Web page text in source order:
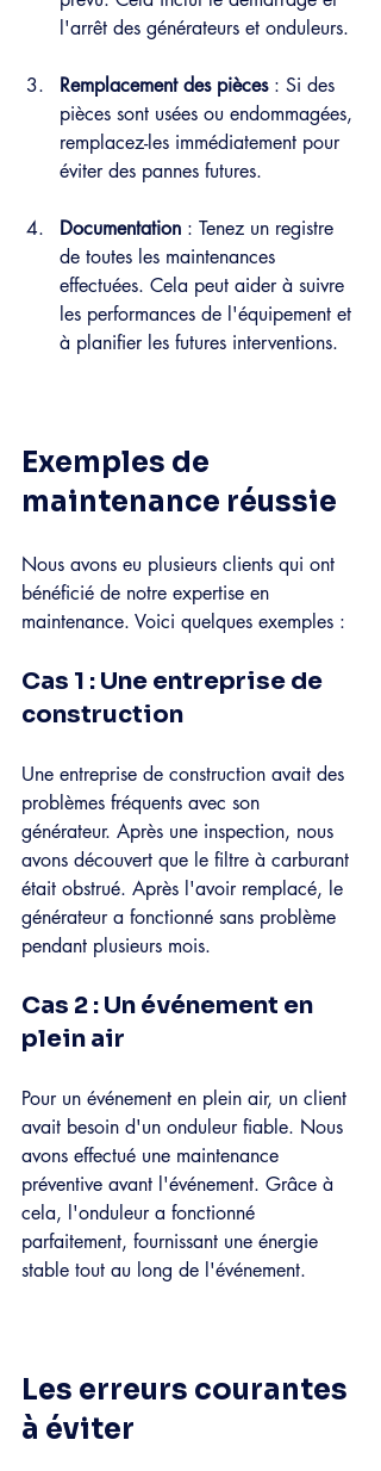
l'arrêt des générateurs et onduleurs.
Remplacement des pièces : Si des
pièces sont usées ou endommagées,
remplacez-les immédiatement pour
éviter des pannes futures.
Documentation : Tenez un registre
de toutes les maintenances
effectuées. Cela peut aider à suivre
les performances de l'équipement et
à planifier les futures interventions.
Exemples de
maintenance réussie
Nous avons eu plusieurs clients qui ont
bénéficié de notre expertise en
maintenance. Voici quelques exemples :
Cas 1 : Une entreprise de
construction
Une entreprise de construction avait des
problèmes fréquents avec son
générateur. Après une inspection, nous
avons découvert que le filtre à carburant
était obstrué. Après l'avoir remplacé, le
générateur a fonctionné sans problème
pendant plusieurs mois.
Cas 2 : Un événement en
plein air
Pour un événement en plein air, un client
avait besoin d'un onduleur fiable. Nous
avons effectué une maintenance
préventive avant l'événement. Grâce à
cela, l'onduleur a fonctionné
parfaitement, fournissant une énergie
stable tout au long de l'événement.
Les erreurs courantes
à éviter